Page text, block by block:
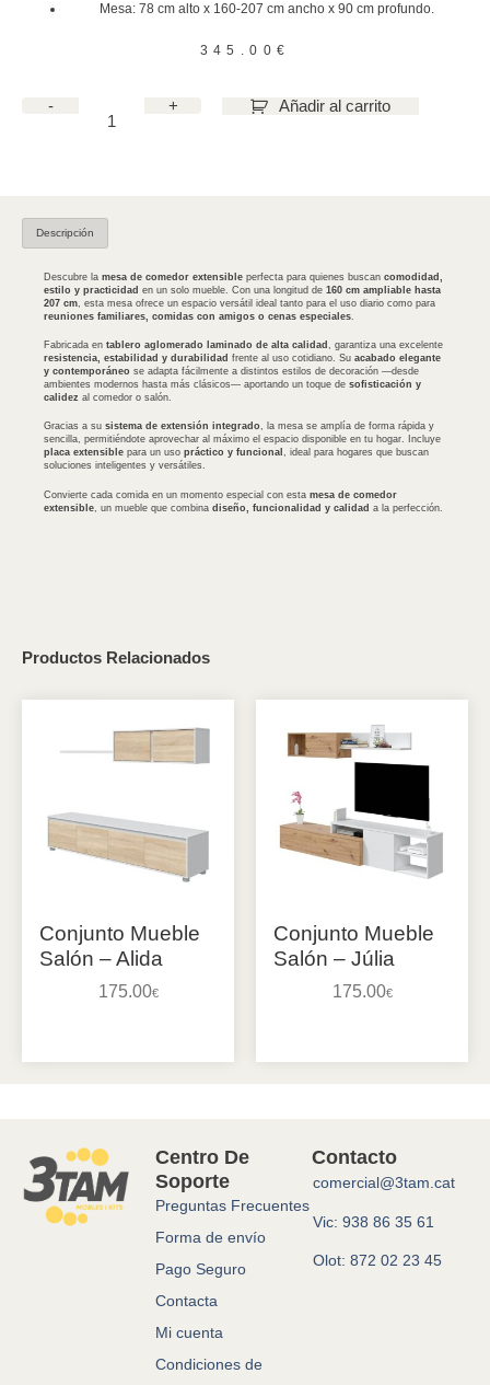
Mesa: 78 cm alto x 160-207 cm ancho x 90 cm profundo.
345.00 €
- + Añadir al carrito
Productos Relacionados
Conjunto Mueble
Salón – Alida
175.00€
Conjunto Mueble
Salón – Júlia
175.00€
Descripción
Descubre la mesa de comedor extensible perfecta para quienes buscan comodidad,
estilo y practicidad en un solo mueble. Con una longitud de 160 cm ampliable hasta
207 cm , esta mesa ofrece un espacio versátil ideal tanto para el uso diario como para
reuniones familiares, comidas con amigos o cenas especiales
Fabricada en tablero aglomerado laminado de alta calidad
, garantiza una excelente
resistencia, estabilidad y durabilidad frente al uso cotidiano. Su acabado elegante
y contemporáneo se adapta fácilmente a distintos estilos de decoración —desde
ambientes modernos hasta más clásicos— aportando un toque de sofisticación y
calidez al comedor o salón.
Gracias a su sistema de extensión integrado, la mesa se amplía de forma rápida y
sencilla, permitiéndote aprovechar al máximo el espacio disponible en tu hogar. Incluye
placa extensible para un uso práctico y funcional , ideal para hogares que buscan
soluciones inteligentes y versátiles.
Convierte cada comida en un momento especial con esta mesa de comedor
extensible , un mueble que combina diseño, funcionalidad y calidad a la perfección.
Contacto
comercial@3tam.cat
Vic: 938 86 35 61
Olot: 872 02 23 45
Centro De
Soporte
Preguntas Frecuentes
Forma de envío
Pago Seguro
Contacta
Mi cuenta
Condiciones de